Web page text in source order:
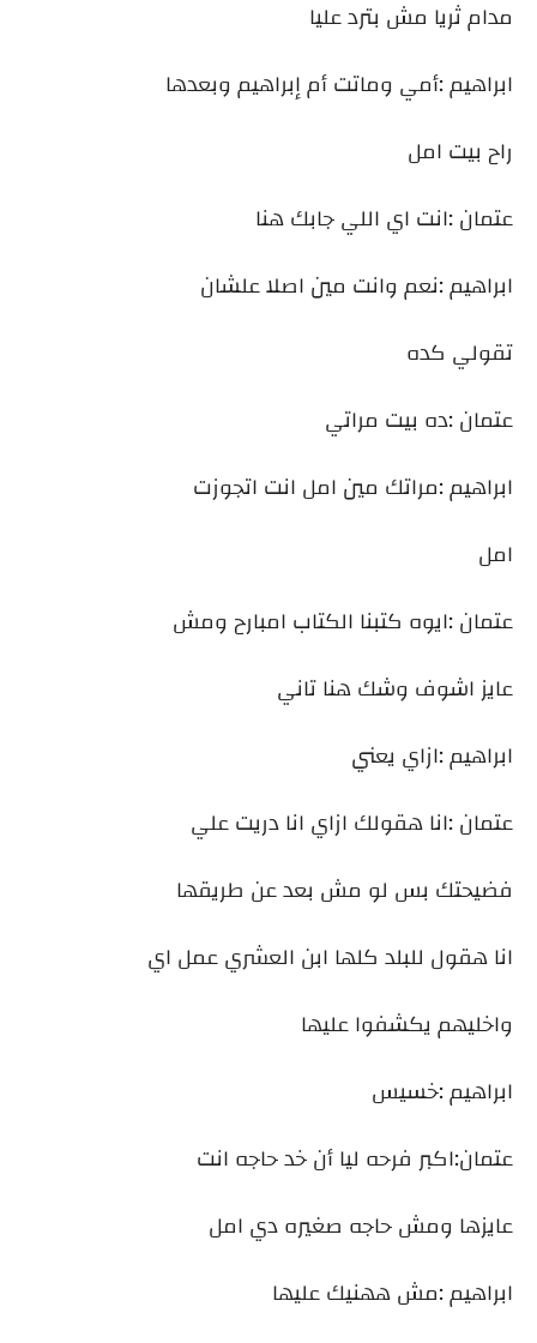
مدام ثريا مش بترد عليا
ابراهيم :أمي وماتت أم إبراهيم وبعدها
راح بيت امل
عتمان :انت اي اللي جابك هنا
ابراهيم :نعم وانت مين اصلا علشان
تقولي كده
عتمان :ده بيت مراتي
ابراهيم :مراتك مين امل انت اتجوزت
امل
عتمان :ايوه كتبنا الكتاب امبارح ومش
عايز اشوف وشك هنا تاني
ابراهيم :ازاي يعني
عتمان :انا هقولك ازاي انا دريت علي
فضيحتك بس لو مش بعد عن طريقها
انا هقول للبلد كلها ابن العشري عمل اي
واخليهم يكشفوا عليها
ابراهيم :خسيس
عتمان:اكبر فرحه ليا أن خد حاجه انت
عايزها ومش حاجه صغيره دي امل
ابراهيم :مش ههنيك عليها